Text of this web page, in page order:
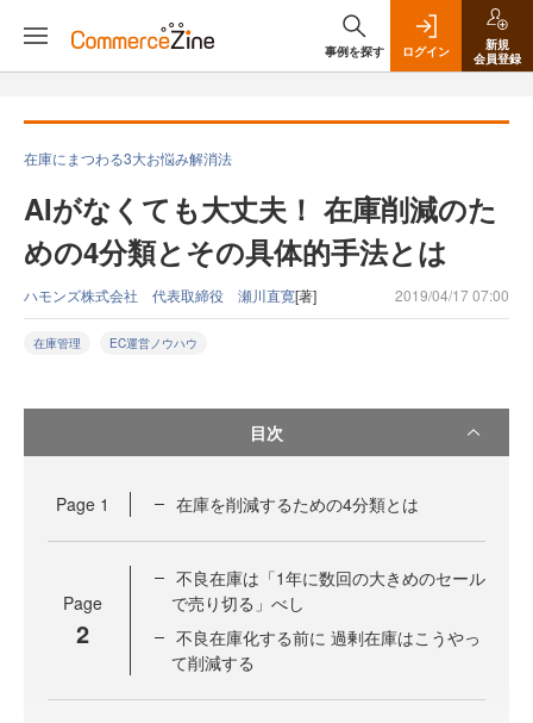
事例を探す ログイン
新規
会員登録
在庫にまつわる3大お悩み解消法
AIがなくても大丈夫！ 在庫削減のた
めの4分類とその具体的手法とは
ハモンズ株式会社 代表取締役 瀬川直寛[著] 2019/04/17 07:00
在庫管理 EC運営ノウハウ
目次
Page 1 在庫を削減するための4分類とは
Page
2
不良在庫は「1年に数回の大きめのセール
で売り切る」べし
不良在庫化する前に 過剰在庫はこうやっ
て削減する